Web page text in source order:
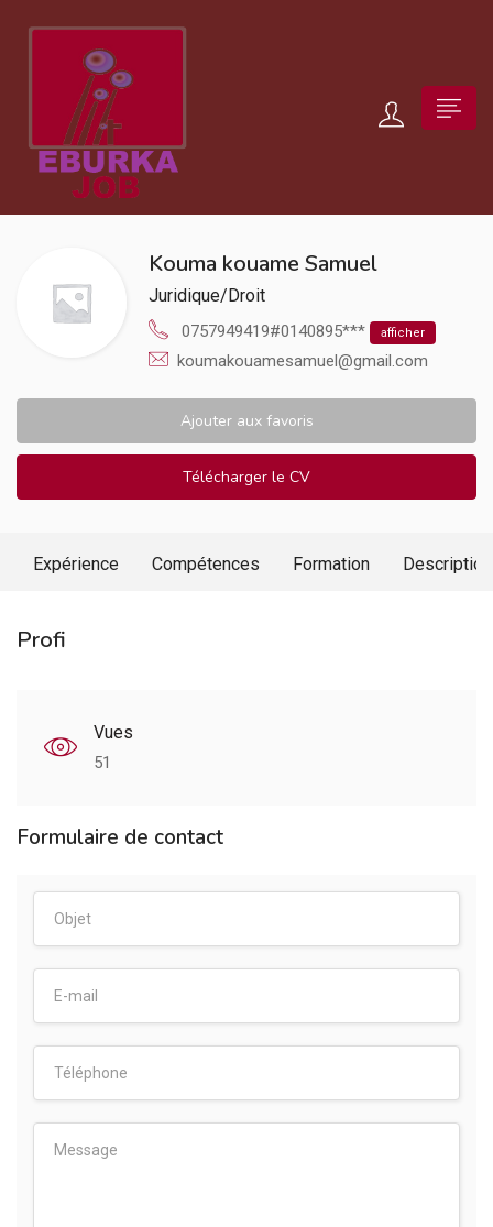
Kouma kouame Samuel
Juridique/Droit
0757949419#0140895*** afficher
koumakouamesamuel@gmail.com
Ajouter aux favoris
Télécharger le CV
Expérience Compétences Formation Description
Profi
Vues
51
Formulaire de contact